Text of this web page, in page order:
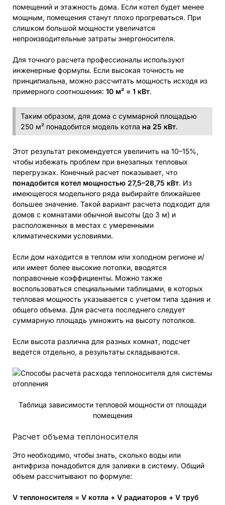
помещений и этажность дома. Если котел будет менее
мощным, помещения станут плохо прогреваться. При
слишком большой мощности увеличатся
непроизводительные затраты энергоносителя.
Для точного расчета профессионалы используют
инженерные формулы. Если высокая точность не
принципиальна, можно рассчитать мощность исходя из
примерного соотношения: 10 м² = 1 кВт.
Таким образом, для дома с суммарной площадью
250 м² понадобится модель котла на 25 кВт.
Этот результат рекомендуется увеличить на 10–15%,
чтобы избежать проблем при внезапных тепловых
перегрузках. Конечный расчет показывает, что
понадобится котел мощностью 27,5–28,75 кВт. Из
имеющегося модельного ряда выбирайте ближайшее
большее значение. Такой вариант расчета подходит для
домов с комнатами обычной высоты (до 3 м) и
расположенных в местах с умеренными
климатическими условиями.
Если дом находится в теплом или холодном регионе и/
или имеет более высокие потолки, вводятся
поправочные коэффициенты. Можно также
воспользоваться специальными таблицами, в которых
тепловая мощность указывается с учетом типа здания и
общего объема. Для расчета последнего следует
суммарную площадь умножить на высоту потолков.
Если высота различна для разных комнат, подсчет
ведется отдельно, а результаты складываются.
Таблица зависимости тепловой мощности от площади
помещения
Расчет объема теплоносителя
Это необходимо, чтобы знать, сколько воды или
антифриза понадобится для заливки в систему. Общий
объем рассчитывают по формуле:
V теплоносителя = V котла + V радиаторов + V труб